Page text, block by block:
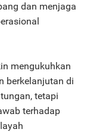
dan menjaga
mengukuhkan
berkelanjutan di
tetapi
terhadap